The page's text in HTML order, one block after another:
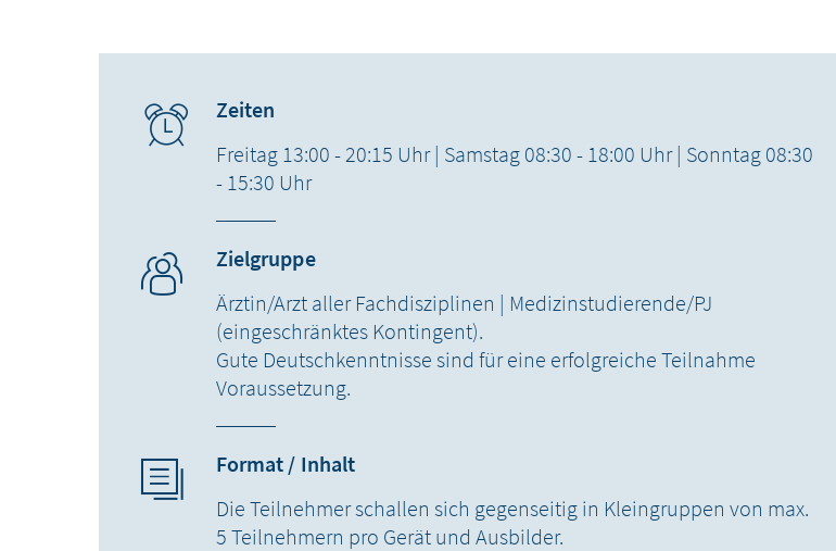
Zeiten
Freitag 13:00 - 20:15 Uhr | Samstag 08:30 - 18:00 Uhr | Sonntag 08:30
- 15:30 Uhr
Zielgruppe
Ärztin/Arzt aller Fachdisziplinen | Medizinstudierende/PJ
(eingeschränktes Kontingent).
Gute Deutschkenntnisse sind für eine erfolgreiche Teilnahme
Voraussetzung.
Format / Inhalt
Die Teilnehmer schallen sich gegenseitig in Kleingruppen von max.
5 Teilnehmern pro Gerät und Ausbilder.